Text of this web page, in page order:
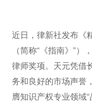
近日，律新社发布《
（简称“《指南》”）
律师奖项。天元凭借
务和良好的市场声誉
膺知识产权专业领域